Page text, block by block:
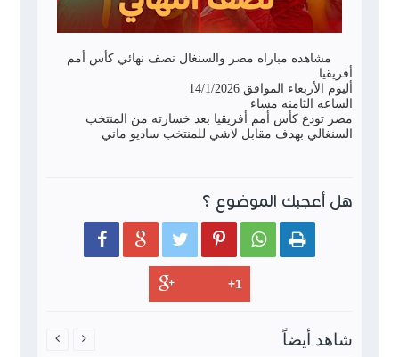
مشاهده مباراه مصر والسنغال نصف نهائي كأس أمم
أفريقيا
أليوم الأربعاء الموافق 14/1/2026
الساعه الثامنه مساء
مصر تودع كأس أمم أفريقيا بعد خسارته من المنتخب
السنغالي بهدف مقابل لاشي للمنتخب ساديو ماني
هل أعجبك الموضوع ؟
     
شاهد أيضاً  